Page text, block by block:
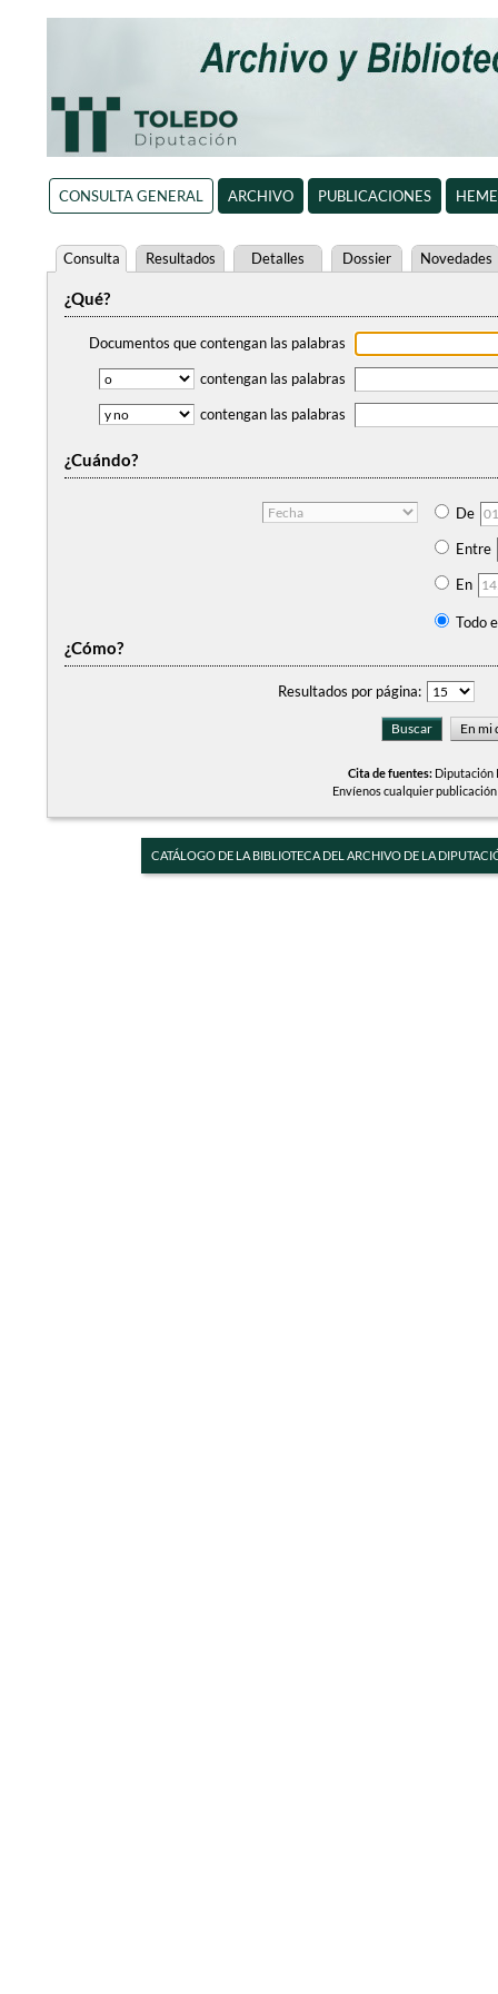
CONSULTA GENERAL ARCHIVO PUBLICACIONES
Consulta Resultados Detalles Dossier Novedades
¿Qué?
Documentos que contengan las palabras
contengan las palabras
contengan las palabras
¿Cuándo?
De
Entre
En
Todo
¿Cómo?
Resultados por página:
Cita de fuentes:Diputación
Envíenos cualquier
CATÁLOGO DE LA BIBLIOTECA DEL ARCHIVO DE LA